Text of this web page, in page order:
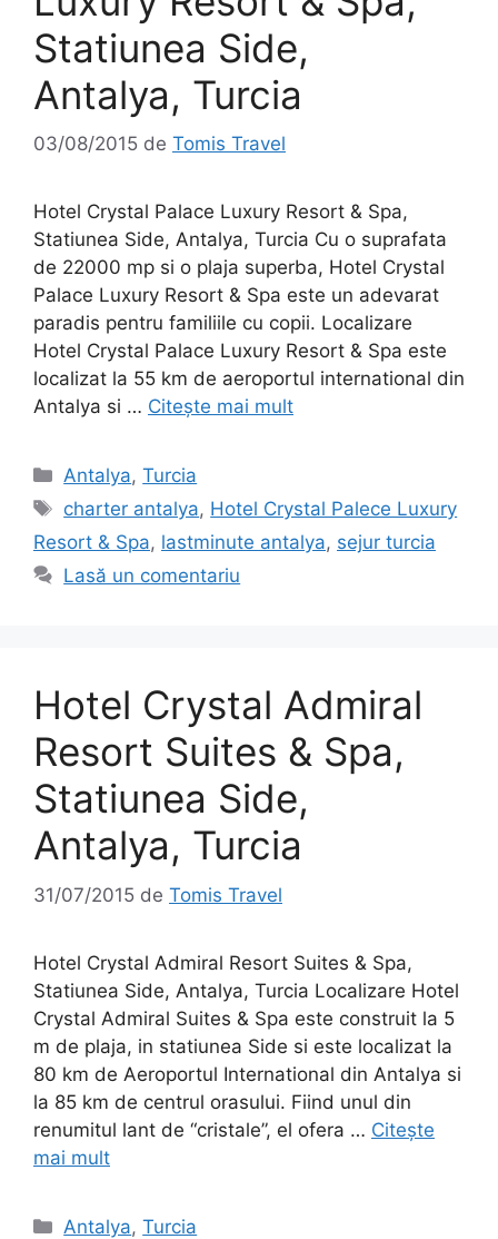
Statiunea Side,
Antalya, Turcia
03/08/2015 de Tomis Travel
Hotel Crystal Palace Luxury Resort & Spa,
Statiunea Side, Antalya, Turcia Cu o suprafata
de 22000 mp si o plaja superba, Hotel Crystal
Palace Luxury Resort & Spa este un adevarat
paradis pentru familiile cu copii. Localizare
Hotel Crystal Palace Luxury Resort & Spa este
localizat la 55 km de aeroportul international din
Antalya si … Citește mai mult
Categorii
Antalya,Turcia
Etichete
charter antalya, Hotel Crystal Palece Luxury
Resort & Spa, lastminute antalya, sejur turcia
Lasă un comentariu
Hotel Crystal Admiral
Resort Suites & Spa,
Statiunea Side,
Antalya, Turcia
31/07/2015 de Tomis Travel
Hotel Crystal Admiral Resort Suites & Spa,
Statiunea Side, Antalya, Turcia Localizare Hotel
Crystal Admiral Suites & Spa este construit la 5
m de plaja, in statiunea Side si este localizat la
80 km de Aeroportul International din Antalya si
la 85 km de centrul orasului. Fiind unul din
renumitul lant de “cristale”, el ofera … Citește
mai mult
Categorii
Antalya,Turcia